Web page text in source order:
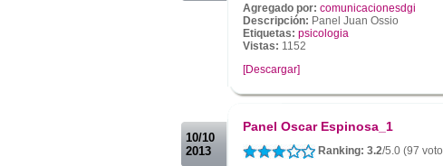
Agregado por: comunicacionesdgi
Descripción: Panel Juan Ossio
Etiquetas: psicologia
Vistas: 1152
[Descargar]
10/10
2013
Panel Oscar Espinosa_1
Ranking: 3.2/5.0 (97